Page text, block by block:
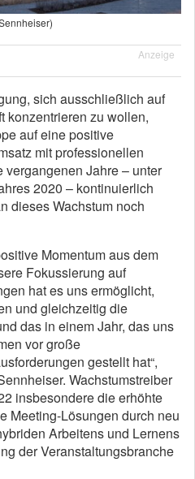
Anzeige
sich ausschließlich auf
konzentrieren zu wollen,
auf eine positive
mit professionellen
Jahre – unter
2020 – kontinuierlich
dieses Wachstum noch
Momentum aus dem
Fokussierung auf
hat es uns ermöglicht,
und gleichzeitig die
das in einem Jahr, das uns
vor große
gestellt hat“,
Wachstumstreiber
insbesondere die erhöhte
Meeting-Lösungen durch neu
Arbeitens und Lernens
der Veranstaltungsbranche